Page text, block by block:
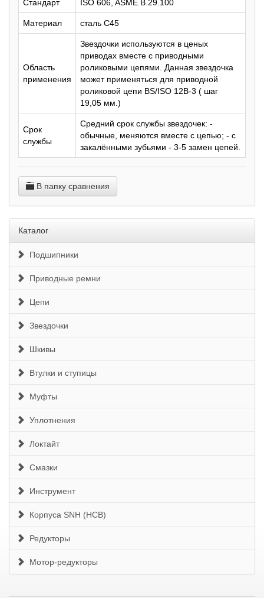
Стандарт ISO 606, ASME B.29.100
Материал сталь C45
Область
применения
Звездочки используются в ценых
приводах вместе с приводными
роликовыми цепями. Данная звездочка
может применяться для приводной
роликовой цепи BS/ISO 12B-3 ( шаг
19,05 мм.)
Срок
службы
Средний срок службы звездочек: -
обычные, меняются вместе с цепью; - с
закалёнными зубьями - 3-5 замен цепей.
В папку сравнения
Каталог
Подшипники
Приводные ремни
Цепи
Звездочки
Шкивы
Втулки и ступицы
Муфты
Уплотнения
Локтайт
Смазки
Инструмент
Корпуса SNH (HCB)
Редукторы
Мотор-редукторы